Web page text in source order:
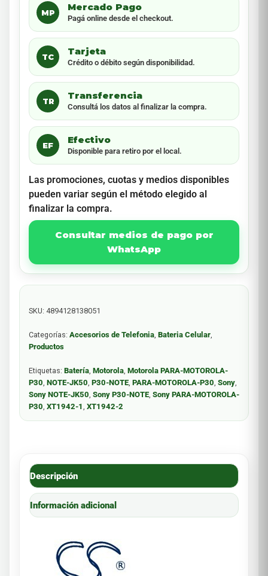
MP
Mercado Pago
Pagá online desde el checkout.
TC
Tarjeta
Crédito o débito según disponibilidad.
TR
Transferencia
Consultá los datos al finalizar la compra.
EF
Efectivo
Disponible para retiro por el local.
Las promociones, cuotas y medios disponibles
pueden variar según el método elegido al
finalizar la compra.
Consultar medios de pago por
WhatsApp
SKU: 4894128138051
Categorías: Accesorios de Telefonia, Bateria Celular,
Productos
Etiquetas: Batería, Motorola, Motorola PARA-MOTOROLA-
P30, NOTE-JK50, P30-NOTE, PARA-MOTOROLA-P30, Sony,
Sony NOTE-JK50, Sony P30-NOTE, Sony PARA-MOTOROLA-
P30, XT1942-1, XT1942-2
Descripción
Información adicional